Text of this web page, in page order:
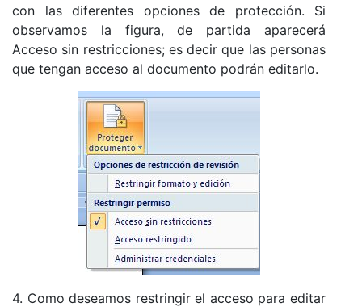
con las diferentes opciones de protección. Si
observamos la figura, de partida aparecerá
Acceso sin restricciones; es decir que las personas
que tengan acceso al documento podrán editarlo.
4. Como deseamos restringir el acceso para editar